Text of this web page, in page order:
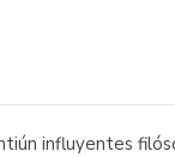
influyentes